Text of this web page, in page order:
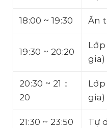
18:00 ~ 19:30 Ăn
19:30 ~ 20:20
gia)
20:30 ~ 21：
20
gia)
21:30 ~ 23:50 Tự